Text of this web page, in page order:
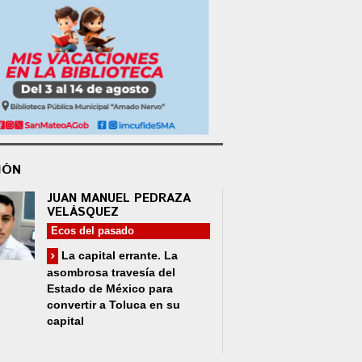
JUAN MANUEL PEDRAZA
VELÁSQUEZ
Ecos del pasado
La capital errante. La
asombrosa travesía del
Estado de México para
convertir a Toluca en su
capital